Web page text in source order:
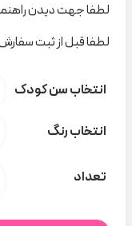
لطفا جهت دیدن
لطفا قبل از ثبت
انتخاب سن کودک
انتخاب رنگ
تعداد